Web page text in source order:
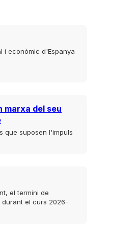
i econòmic d'Espanya
marxa del seu
que suposen l'impuls
el termini de
durant el curs 2026-